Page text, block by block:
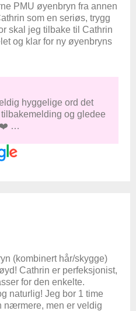
PMU øyenbryn fra annen
som en seriøs, trygg
skal jeg tilbake til Cathrin
og klar for ny øyenbryns
hyggelige ord det
og gledee
…
(kombinert hår/skygge)
Cathrin er perfeksjonist,
for den enkelte.
naturlig! Jeg bor 1 time
nærmere, men er veldig